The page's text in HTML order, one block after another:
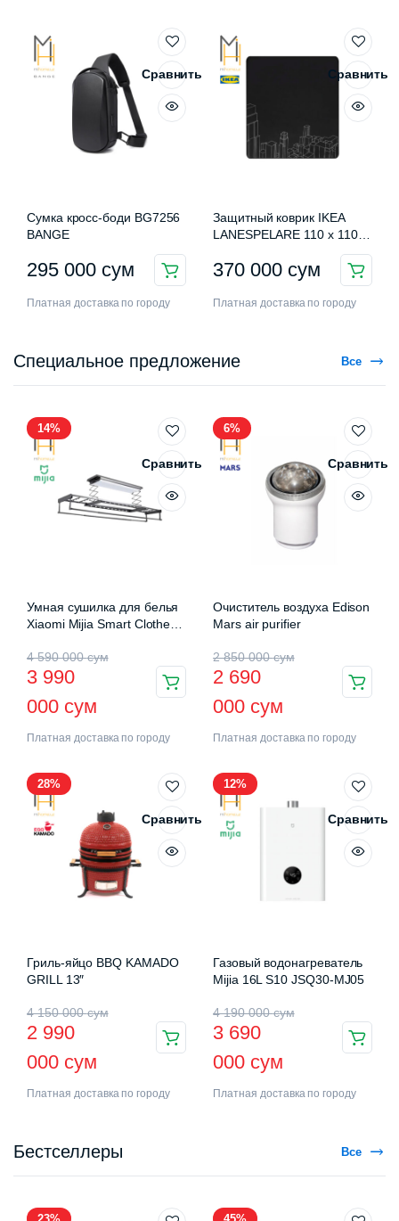
Сравнить
Сумка кросс-боди BG7256
BANGE
295 000 сум
Платная доставка по городу
Сравнить
Защитный коврик IKEA
LANESPELARE 110 x 110
370 000 сум
Платная доставка по городу
Специальное предложение Все
14%
Сравнить
Умная сушилка для белья
Xiaomi Mijia Smart Clothes
4 590 000сум
3 990
000 сум
Платная доставка по городу
6%
Сравнить
Очиститель воздуха Edison
Mars air purifier
2 850 000сум
2 690
000 сум
Платная доставка по городу
28%
Сравнить
Гриль-яйцо BBQ KAMADO
GRILL 13″
4 150 000сум
2 990
000 сум
Платная доставка по городу
12%
Сравнить
Газовый водонагреватель
Mijia 16L S10 JSQ30-MJ05
4 190 000сум
3 690
000 сум
Платная доставка по городу
Бестселлеры Все
23% 45%